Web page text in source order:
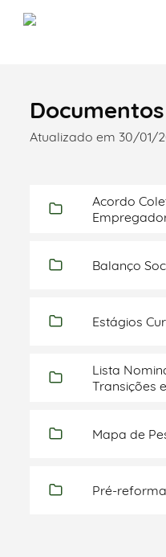
Termo de Pesquisa
Categorias gerais
Documentos
Atualizado em 30/01/
Acordo
Balanço
Estágios
Lista
Transições
Mapa de
Pré-reforma